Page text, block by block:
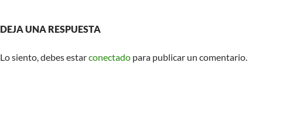
DEJA UNA RESPUESTA
Lo siento, debes estarconectado para publicar un comentario.